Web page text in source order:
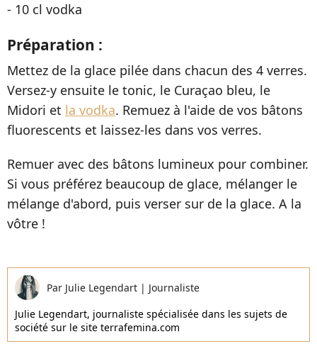
- 10 cl vodka
Préparation :
Mettez de la glace pilée dans chacun des 4 verres.
Versez-y ensuite le tonic, le Curaçao bleu, le
Midori et la vodka. Remuez à l'aide de vos bâtons
fluorescents et laissez-les dans vos verres.
Remuer avec des bâtons lumineux pour combiner.
Si vous préférez beaucoup de glace, mélanger le
mélange d'abord, puis verser sur de la glace. A la
vôtre !
Par Julie Legendart | Journaliste
Julie Legendart, journaliste spécialisée dans les sujets de
société sur le site terrafemina.com